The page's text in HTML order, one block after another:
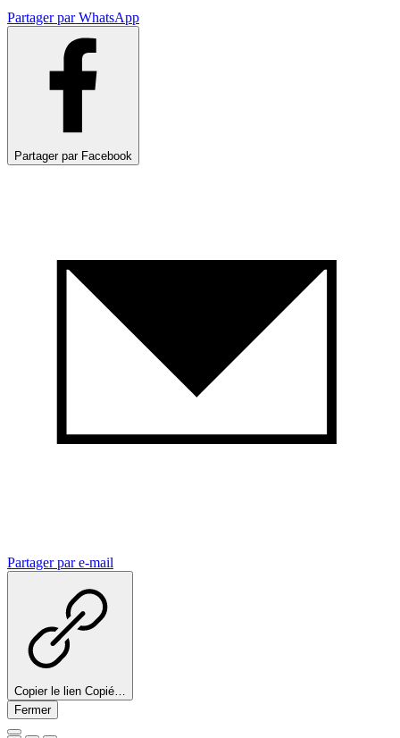
Partager par WhatsApp
Partager par Facebook
Partager par e-mail
Copier le lien Copié…
Fermer